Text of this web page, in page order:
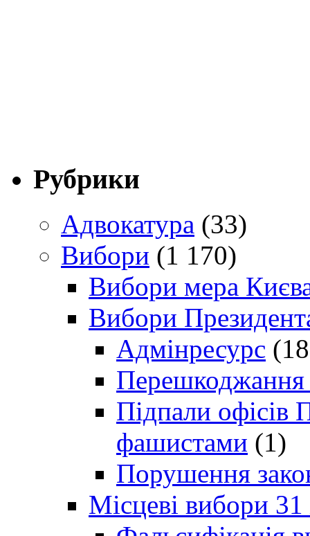
Рубрики
Адвокатура (33)
Вибори (1 170)
Вибори мера
Вибори
Адмінресурс
Перешкоджання
Підпали офісів
фашистами (1)
Порушення
Місцеві вибори